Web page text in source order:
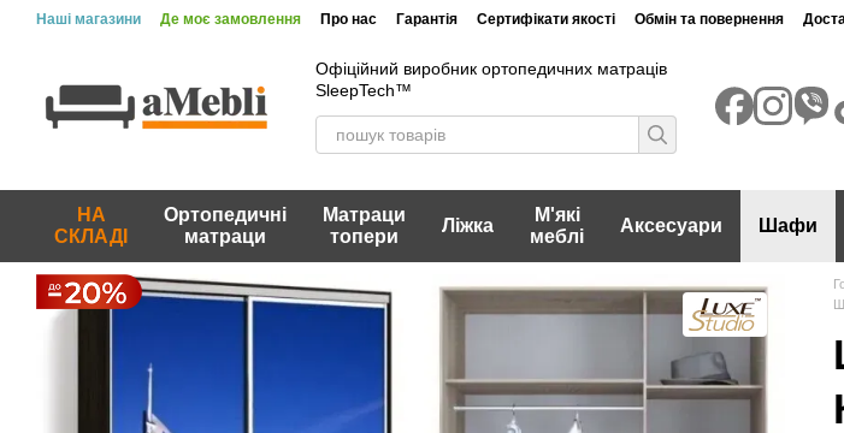
Перейти до основного контенту
Наші магазини Де моє замовлення Про нас Гарантія Сертифікати якості Обмін та повернення
Офіційний виробник ортопедичних матраців
SleepTech™
НА
СКЛАДІ
Ортопедичні
матраци
Матраци
топери
Ліжка
М'які
меблі
Аксесуари Шафи